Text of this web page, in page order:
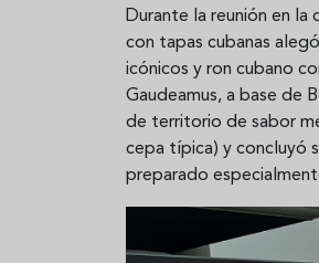
Durante la reunión en
con tapas cubanas
icónicos y ron cubano
Gaudeamus, a base de
de territorio de sabor
cepa típica) y concluyó
preparado